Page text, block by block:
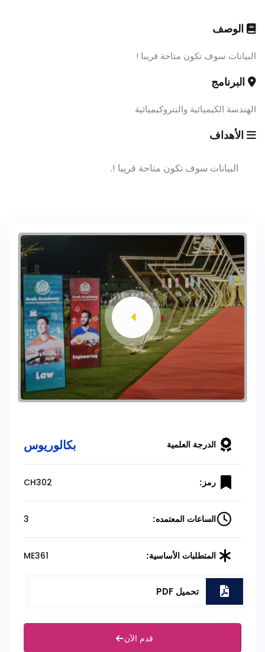
الوصف
البيانات سوف تكون متاحة قريبا !
البرنامج
الهندسة الكيميائية والبتروكيميائية
الأهداف
البيانات سوف تكون متاحة قريبا !.
الدرجة العلمية بكالوريوس
رمز: CH302
الساعات المعتمده: 3
المتطلبات الأساسية: ME361
تحميل PDF
قدم الآن